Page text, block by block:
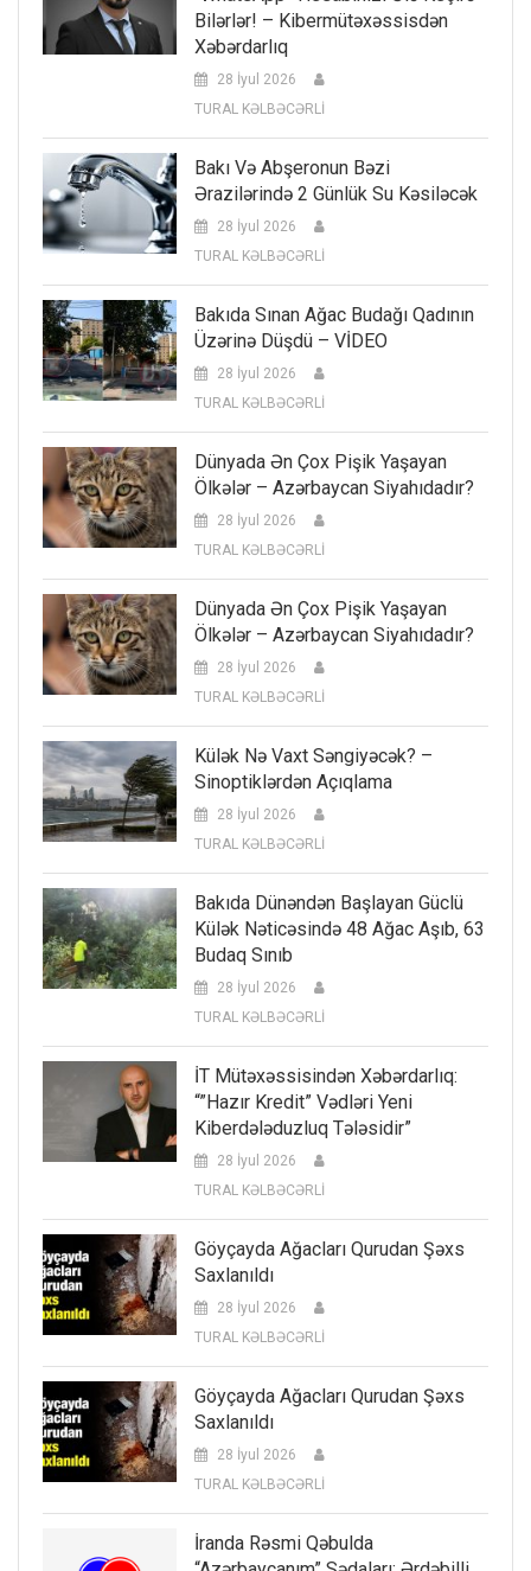
Bilərlər! – Kibermütəxəssisdən
Xəbərdarlıq
28 İyul 2026
TURAL KƏLBƏCƏRLİ
Bakı Və Abşeronun Bəzi
Ərazilərində 2 Günlük Su Kəsiləcək
28 İyul 2026
TURAL KƏLBƏCƏRLİ
Bakıda Sınan Ağac Budağı Qadının
Üzərinə Düşdü – VİDEO
28 İyul 2026
TURAL KƏLBƏCƏRLİ
Dünyada Ən Çox Pişik Yaşayan
Ölkələr – Azərbaycan Siyahıdadır?
28 İyul 2026
TURAL KƏLBƏCƏRLİ
Dünyada Ən Çox Pişik Yaşayan
Ölkələr – Azərbaycan Siyahıdadır?
28 İyul 2026
TURAL KƏLBƏCƏRLİ
Külək Nə Vaxt Səngiyəcək? –
Sinoptiklərdən Açıqlama
28 İyul 2026
TURAL KƏLBƏCƏRLİ
Bakıda Dünəndən Başlayan Güclü
Külək Nəticəsində 48 Ağac Aşıb, 63
Budaq Sınıb
28 İyul 2026
TURAL KƏLBƏCƏRLİ
İT Mütəxəssisindən Xəbərdarlıq:
“”Hazır Kredit” Vədləri Yeni
Kiberdələduzluq Tələsidir”
28 İyul 2026
TURAL KƏLBƏCƏRLİ
Göyçayda Ağacları Qurudan Şəxs
Saxlanıldı
28 İyul 2026
TURAL KƏLBƏCƏRLİ
Göyçayda Ağacları Qurudan Şəxs
Saxlanıldı
28 İyul 2026
TURAL KƏLBƏCƏRLİ
İranda Rəsmi Qəbulda